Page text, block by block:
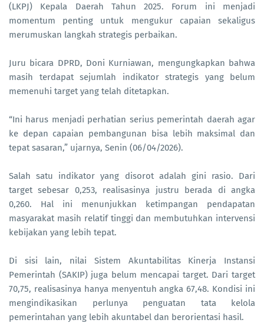
(LKPJ) Kepala Daerah Tahun 2025. Forum ini menjadi
momentum penting untuk mengukur capaian sekaligus
merumuskan langkah strategis perbaikan.
Juru bicara DPRD, Doni Kurniawan, mengungkapkan bahwa
masih terdapat sejumlah indikator strategis yang belum
memenuhi target yang telah ditetapkan.
“Ini harus menjadi perhatian serius pemerintah daerah agar
ke depan capaian pembangunan bisa lebih maksimal dan
tepat sasaran,” ujarnya, Senin (06/04/2026).
Salah satu indikator yang disorot adalah gini rasio. Dari
target sebesar 0,253, realisasinya justru berada di angka
0,260. Hal ini menunjukkan ketimpangan pendapatan
masyarakat masih relatif tinggi dan membutuhkan intervensi
kebijakan yang lebih tepat.
Di sisi lain, nilai Sistem Akuntabilitas Kinerja Instansi
Pemerintah (SAKIP) juga belum mencapai target. Dari target
70,75, realisasinya hanya menyentuh angka 67,48. Kondisi ini
mengindikasikan perlunya penguatan tata kelola
pemerintahan yang lebih akuntabel dan berorientasi hasil.